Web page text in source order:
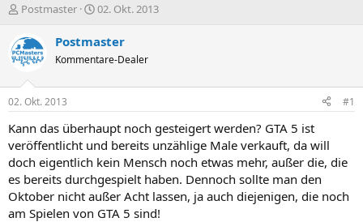
E
s
t
e
e
r
Postmaster
E
s
e
t
a
m
02. Okt. 2013
Postmaster
Kommentare-Dealer
02. Okt. 2013 #1
Kann das überhaupt noch gesteigert werden? GTA 5 ist
veröffentlicht und bereits unzählige Male verkauft, da will
doch eigentlich kein Mensch noch etwas mehr, außer die, die
es bereits durchgespielt haben. Dennoch sollte man den
Oktober nicht außer Acht lassen, ja auch diejenigen, die noch
am Spielen von GTA 5 sind!